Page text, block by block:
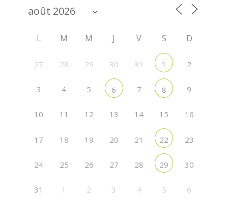
L M M J V S D
27 28 29 30 31 1 2
3 4 5 6 7 8 9
10 11 12 13 14 15 16
17 18 19 20 21 22 23
24 25 26 27 28 29 30
31 1 2 3 4 5 6